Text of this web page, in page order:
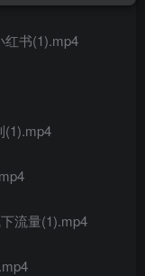
红书(1).mp4
(1).mp4
流量(1).mp4